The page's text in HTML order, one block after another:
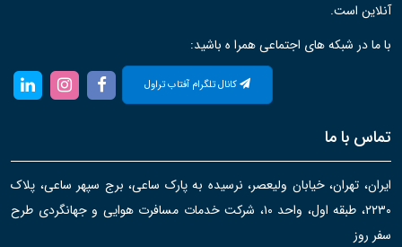
آنلاین است.
با ما در شبکه های اجتماعی همرا ه باشید:
کانال تلگرام آفتاب تراول
تماس با ما
ایران، تهران، خیابان ولیعصر، نرسیده به پارک ساعی، برج سپهر ساعی، پلاک
۲۲۳۰، طبقه اول، واحد ۱۰، شرکت خدمات مسافرت هوایی و جهانگردی طرح
سفر روز